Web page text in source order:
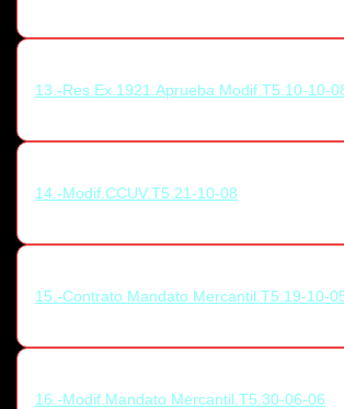
13.-Res.Ex.1921.Aprueba Modif.T5.10-10-
14.-Modif.CCUV.T5.21-10-08
15.-Contrato Mandato Mercantil.T5.19-10-
16.-Modif.Mandato Mercantil.T5.30-06-06